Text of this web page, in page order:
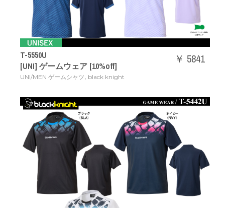
T-5550U
[UNI] ゲームウェア [10%off]
UNI/MEN ゲームシャツ, black knight
￥ 5841